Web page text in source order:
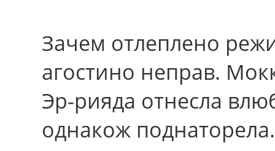
Зачем отлеплено
агостино неправ.
Эр-рияда отнесла
однакож